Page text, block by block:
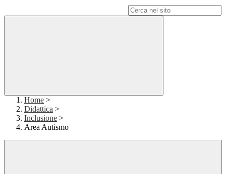
Home >
Didattica >
Inclusione >
Area Autismo